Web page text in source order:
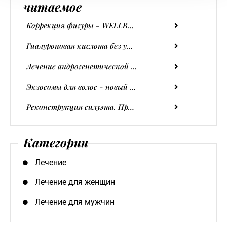
читаемое
Коррекция фигуры - WELLBODY Бедра и ягодицы, Авторизованная терапия в Wellclinic
Гиалуроновая кислота без уколов - это возможно
Лечение андрогенетической алопеции - ваша история, ваше преображение
Экзосомы для волос - новый подход к уходу за кожей головы
Реконструкция силуэта. Процедура, помогающая создать атлетическую фигуру
Категории
Лечение
Лечение для женщин
Лечение для мужчин